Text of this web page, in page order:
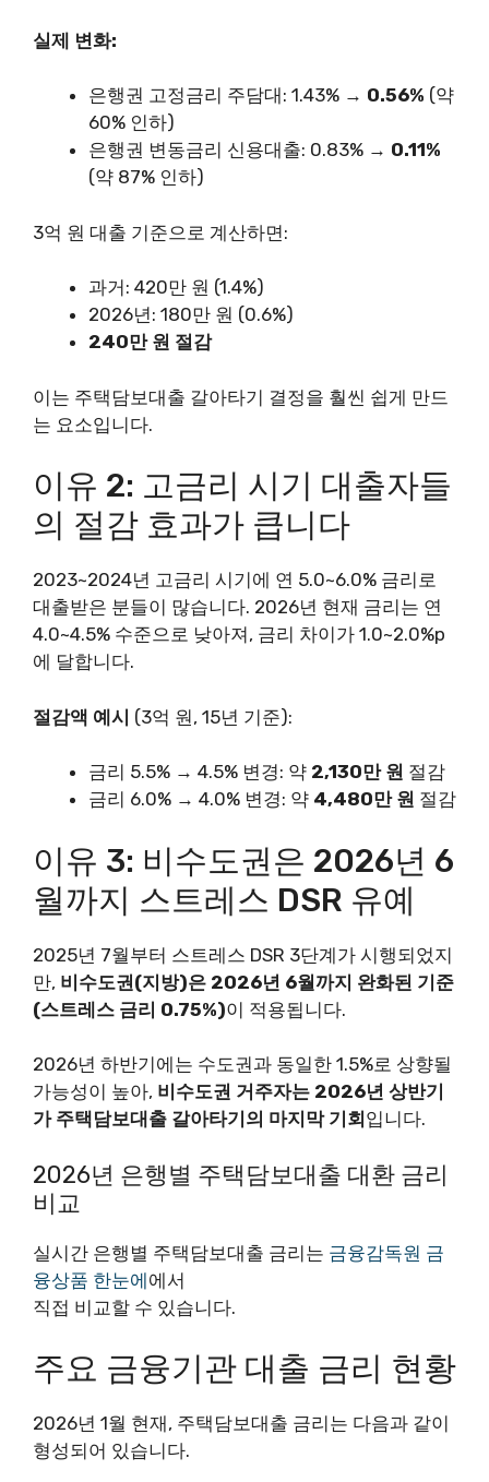
실제 변화:
은행권 고정금리 주담대: 1.43% → 0.56% (약
60% 인하)
은행권 변동금리 신용대출: 0.83% → 0.11%
(약 87% 인하)
3억 원 대출 기준으로 계산하면:
과거: 420만 원 (1.4%)
2026년: 180만 원 (0.6%)
240만 원 절감
이는 주택담보대출 갈아타기 결정을 훨씬 쉽게 만드
는 요소입니다.
이유 2: 고금리 시기 대출자들
의 절감 효과가 큽니다
2023~2024년 고금리 시기에 연 5.0~6.0% 금리로
대출받은 분들이 많습니다. 2026년 현재 금리는 연
4.0~4.5% 수준으로 낮아져, 금리 차이가 1.0~2.0%p
에 달합니다.
절감액 예시 (3억 원, 15년 기준):
금리 5.5% → 4.5% 변경: 약 2,130만 원 절감
금리 6.0% → 4.0% 변경: 약 4,480만 원 절감
이유 3: 비수도권은 2026년 6
월까지 스트레스 DSR 유예
2025년 7월부터 스트레스 DSR 3단계가 시행되었지
만, 비수도권(지방)은 2026년 6월까지 완화된 기준
(스트레스 금리 0.75%)이 적용됩니다.
2026년 하반기에는 수도권과 동일한 1.5%로 상향될
가능성이 높아, 비수도권 거주자는 2026년 상반기
가 주택담보대출 갈아타기의 마지막 기회 입니다.
2026년 은행별 주택담보대출 대환 금리
비교
실시간 은행별 주택담보대출 금리는 금융감독원 금
융상품 한눈에에서
직접 비교할 수 있습니다.
주요 금융기관 대출 금리 현황
2026년 1월 현재, 주택담보대출 금리는 다음과 같이
형성되어 있습니다.